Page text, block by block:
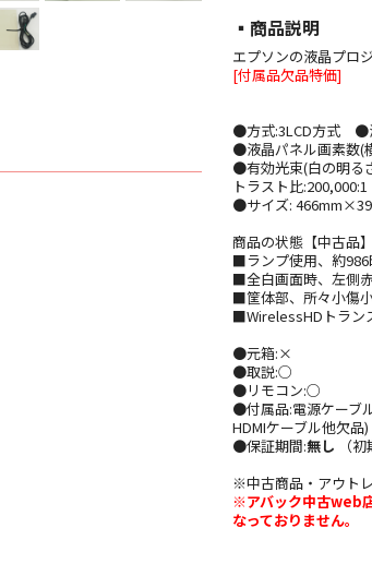
▪︎商品説明
エプソンの液晶プロ
[付属品欠品特価]
●方式:3LCD方式 ●
●液晶パネル画素数
●有効光束(白の明
トラスト比:200,000:1
●サイズ:
商品の状態【中古品】
■ランプ使用、約986
■全白画面時、左側
■筐体部、所々小傷
■WirelessHDトラン
●元箱:×
●取説:○
●リモコン:○
●付属品:電源ケーブ
HDMIケーブル他欠品)
●保証期間:無し （
※中古商品・アウト
※アバック中古web
なっておりません。